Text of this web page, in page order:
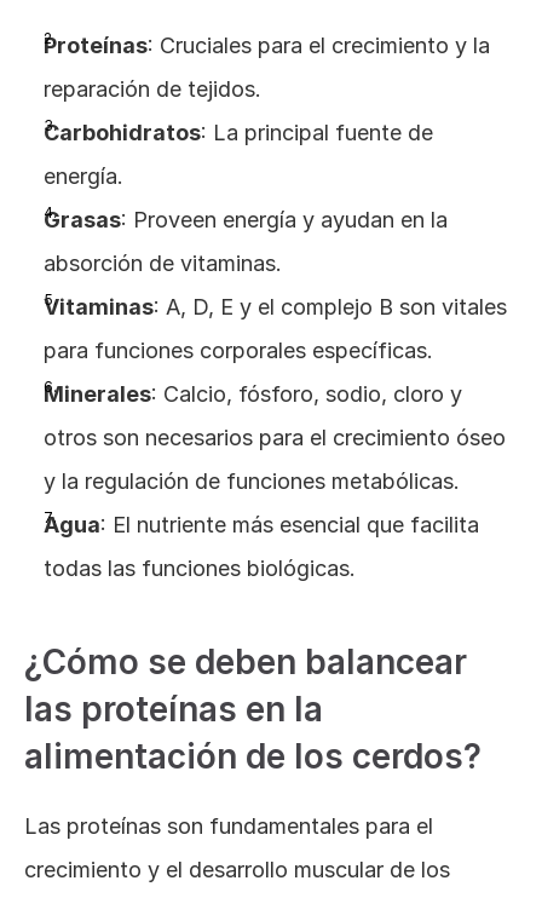
Proteínas: Cruciales para el crecimiento y la
reparación de tejidos.
Carbohidratos: La principal fuente de
energía.
Grasas: Proveen energía y ayudan en la
absorción de vitaminas.
Vitaminas: A, D, E y el complejo B son vitales
para funciones corporales específicas.
Minerales: Calcio, fósforo, sodio, cloro y
otros son necesarios para el crecimiento óseo
y la regulación de funciones metabólicas.
Agua: El nutriente más esencial que facilita
todas las funciones biológicas.
¿Cómo se deben balancear
las proteínas en la
alimentación de los cerdos?
Las proteínas son fundamentales para el
crecimiento y el desarrollo muscular de los